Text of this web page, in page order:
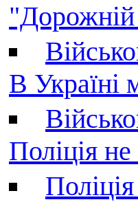
"Дорожній
В Україні
Поліція